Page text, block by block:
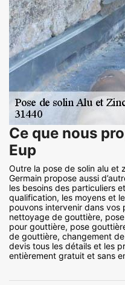
Ce que nous
Eup
Outre la pose de solin alu et
Germain propose aussi
les besoins des particuliers
qualification, les moyens et
pouvons intervenir dans
nettoyage de gouttière,
pour gouttière, pose
de gouttière, changement
devis tous les détails et les
entièrement gratuit et sans